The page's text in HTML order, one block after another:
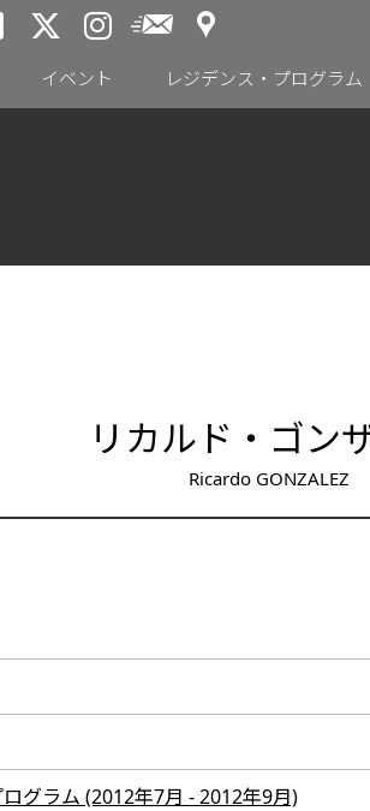
トーキョーアーツ
トーキョーアー
トーキョー
メールニュ
アクセス
イベント レジデンス・プログラム
リカルド・ゴン
Ricardo GONZALEZ
グラム (2012年7月 - 2012年9月)